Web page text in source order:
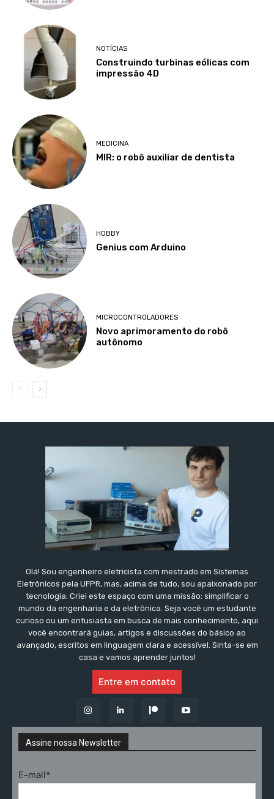
NOTÍCIAS
Construindo turbinas eólicas com
impressão 4D
MEDICINA
MIR: o robô auxiliar de dentista
HOBBY
Genius com Arduino
MICROCONTROLADORES
Novo aprimoramento do robô
autônomo
Olá! Sou engenheiro eletricista com mestrado em Sistemas
Eletrônicos pela UFPR, mas, acima de tudo, sou apaixonado por
tecnologia. Criei este espaço com uma missão: simplificar o
mundo da engenharia e da eletrônica. Seja você um estudante
curioso ou um entusiasta em busca de mais conhecimento, aqui
você encontrará guias, artigos e discussões do básico ao
avançado, escritos em linguagem clara e acessível. Sinta-se em
casa e vamos aprender juntos!
Entre em contato
Assine nossa Newsletter
E-mail*